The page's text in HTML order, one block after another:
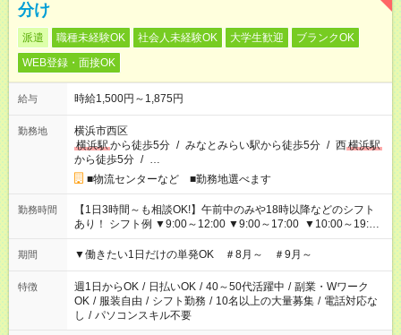
分け
派遣 職種未経験OK 社会人未経験OK 大学生歓迎
ブランクOK
WEB登録・面接OK
給与 時給1,500円～1,875円
勤務地
横浜市西区
横浜駅から徒歩5分 / みなとみらい駅から徒歩5分 / 西横浜駅
から徒歩5分 / …
■物流センターなど ■勤務地選べます
勤務時間
【1日3時間～も相談OK!】午前中のみや18時以降などのシフト
あり！ シフト例 ▼9:00～12:00 ▼9:00～17:00 ▼10:00～19:00
▼18:00～21:00
期間 ▼働きたい1日だけの単発OK ＃8月～ ＃9月～
特徴 週1日からOK / 日払いOK / 40～50代活躍中 / 副業・Wワーク
OK / 服装自由 / シフト勤務 / 10名以上の大量募集 / 電話対応な
し / パソコンスキル不要